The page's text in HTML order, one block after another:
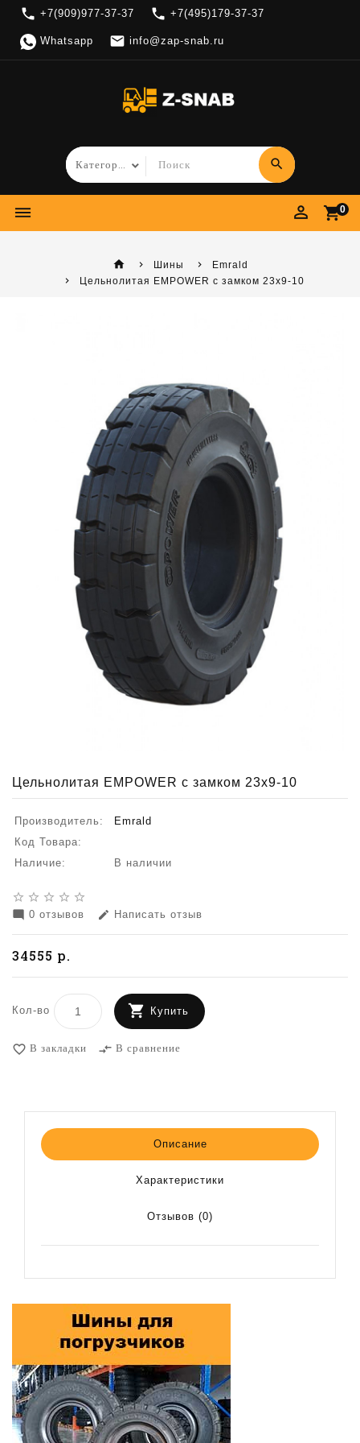
local_phone +7(909)977-37-37 local_phone +7(495)179-37-37
Whatsapp  info@zap-snab.ru
search
perm_identity shopping_cart0
dehaze
home Шины
Emrald
Цельнолитая EMPOWER с замком 23x9-10
Цельнолитая EMPOWER с замком 23x9-10
Производитель:
Emrald
Код Товара:
Наличие:
В наличии
star_border star_border star_border star_border star_border
mode_comment 0 отзывов edit Написать отзыв
34555 р.
Кол-во Купить
favorite_border В закладки compare_arrows В сравнение
Описание
Характеристики
Отзывов (0)